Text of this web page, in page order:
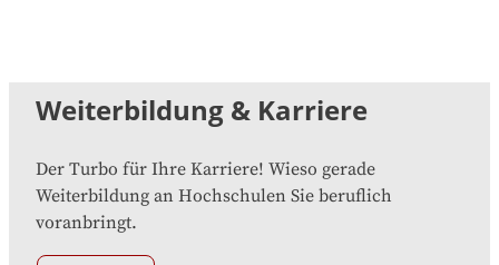
Weiterbildung & Karriere
Der Turbo für Ihre Karriere! Wieso gerade
Weiterbildung an Hochschulen Sie beruflich
voranbringt.